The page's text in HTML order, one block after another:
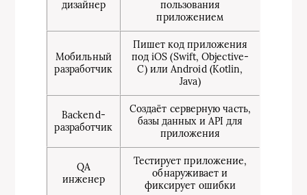
дизайнер
пользования
приложением
Мобильный
разработчик
Пишет код приложения
под iOS (Swift, Objective-
C) или Android (Kotlin,
Java)
Backend-
разработчик
Создаёт серверную часть,
базы данных и API для
приложения
QA
инженер
Тестирует приложение,
обнаруживает и
фиксирует ошибки